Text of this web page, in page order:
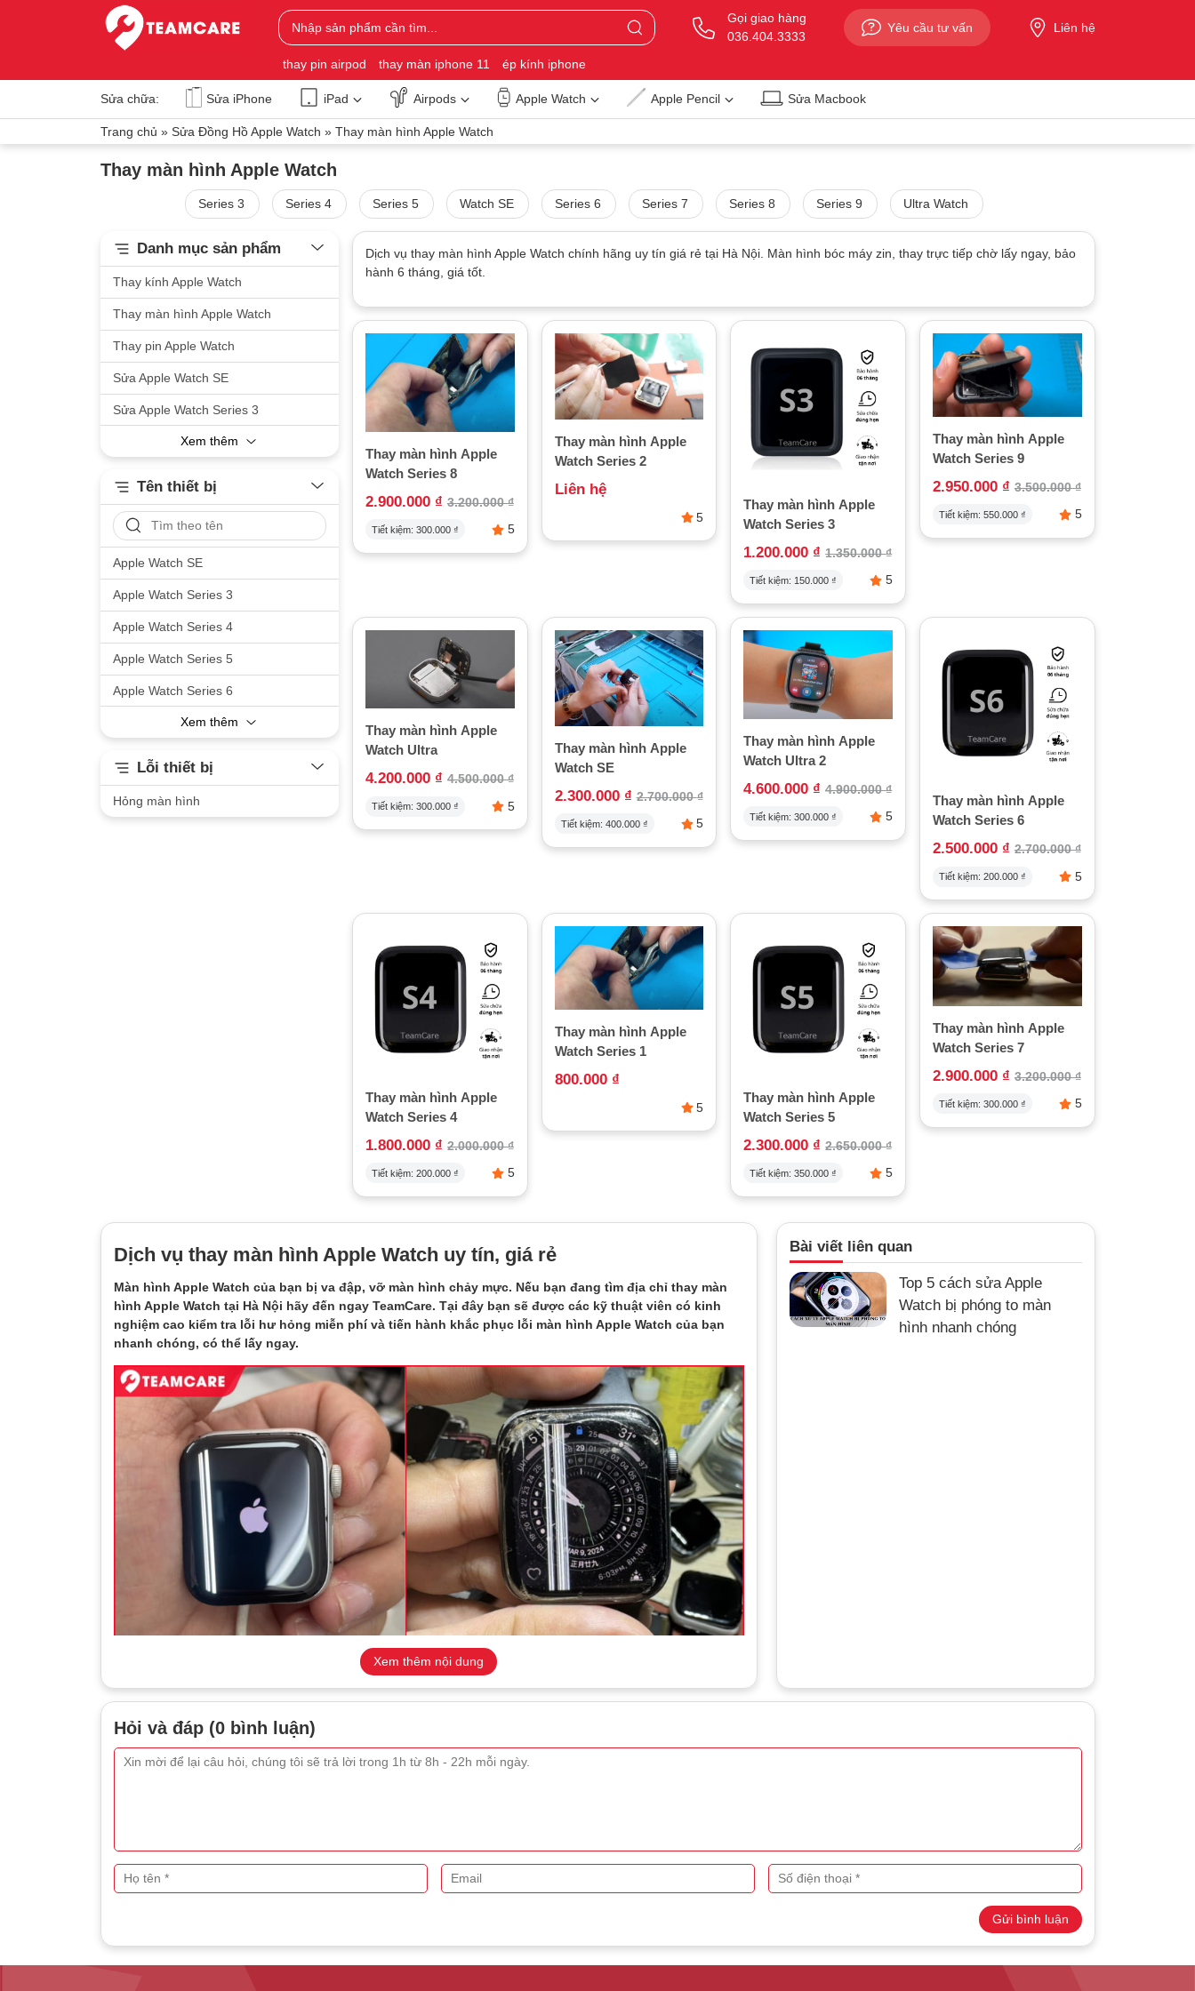
Gọi giao hàng
036.404.3333
Yêu cầu tư vấn Liên hệ
thay pin airpod thay màn iphone 11 ép kính iphone
Sửa chữa: Sửa iPhone iPad Airpods Apple Watch Apple Pencil Sửa Macbook
Trang chủ » Sửa Đồng Hồ Apple Watch » Thay màn hình Apple Watch
Thay màn hình Apple Watch
Series 3 Series 4 Series 5 Watch SE Series 6 Series 7 Series 8 Series 9 Ultra Watch
Danh mục sản phẩm
Thay kính Apple Watch
Thay màn hình Apple Watch
Thay pin Apple Watch
Sửa Apple Watch SE
Sửa Apple Watch Series 3
Xem thêm
Tên thiết bị
Apple Watch SE
Apple Watch Series 3
Apple Watch Series 4
Apple Watch Series 5
Apple Watch Series 6
Xem thêm
Lỗi thiết bị
Hỏng màn hình
Dịch vụ thay màn hình Apple Watch chính hãng uy tín giá rẻ tại Hà Nội. Màn hình bóc máy zin, thay trực tiếp chờ lấy ngay, bảo
hành 6 tháng, giá tốt.
Thay màn hình Apple
Watch Series 8
2.900.000 ₫ 3.200.000₫
Tiết kiệm: 300.000 ₫ 5
Thay màn hình Apple
Watch Series 2
Liên hệ
5
Thay màn hình Apple
Watch Series 3
1.200.000 ₫ 1.350.000₫
Tiết kiệm: 150.000 ₫ 5
Thay màn hình Apple
Watch Series 9
2.950.000 ₫ 3.500.000₫
Tiết kiệm: 550.000 ₫ 5
Thay màn hình Apple
Watch Ultra
4.200.000 ₫ 4.500.000₫
Tiết kiệm: 300.000 ₫ 5
Thay màn hình Apple
Watch SE
2.300.000 ₫ 2.700.000₫
Tiết kiệm: 400.000 ₫ 5
Thay màn hình Apple
Watch Ultra 2
4.600.000 ₫ 4.900.000₫
Tiết kiệm:300.000 ₫ 5
Thay màn hình Apple
Watch Series 6
2.500.000 ₫ 2.700.000₫
Tiết kiệm: 200.000 ₫ 5
Thay màn hình Apple
Watch Series 4
1.800.000 ₫ 2.000.000₫
Tiết kiệm: 200.000 ₫ 5
Thay màn hình Apple
Watch Series 1
800.000 ₫
5
Thay màn hình Apple
Watch Series 5
2.300.000 ₫ 2.650.000₫
Tiết kiệm:350.000 ₫ 5
Thay màn hình Apple
Watch Series 7
2.900.000 ₫ 3.200.000₫
Tiết kiệm: 300.000 ₫ 5
Bài viết liên quan
Top 5 cách sửa Apple
Watch bị phóng to màn
hình nhanh chóng
Dịch vụ thay màn hình Apple Watch uy tín, giá rẻ
Màn hình Apple Watch của bạn bị va đập, vỡ màn hình chảy mực. Nếu bạn đang tìm địa chỉ thay màn
hình Apple Watch tại Hà Nội hãy đến ngay TeamCare. Tại đây bạn sẽ được các kỹ thuật viên có kinh
nghiệm cao kiểm tra lỗi hư hỏng miễn phí và tiến hành khắc phục lỗi màn hình Apple Watch của bạn
nhanh chóng, có thể lấy ngay.
Màn hình Apple Watch bị hỏng được sửa chữa tại TeamCare
Những dấu hiệu bạn cần thay màn hình Apple Watch
Khi sử dụng Apple Watch, có nhiều dấu hiệu cho thấy bạn cần tiến hành thay màn hình để đảm bảo thiết bị hoạt
Màn hình không hiển thị hoặc hiển thị không chính xác– Khi bạn thấy màn hình không hiển thị hình
ảnh hoặc hiển thị sai lệch, điều này có thể do phần cứng đã gặp sự cố, việc thay màn hình là cần thiết.
Màn hình không phản hồi cảm ứng– Nếu bạn cảm thấy màn hình không còn nhạy hoặc không phản hồi
lại các thao tác cảm ứng, điều này cần được kiểm tra ngay.
Xem thêm nội dung
Hỏi và đáp (0 bình luận)
Gửi bình luận